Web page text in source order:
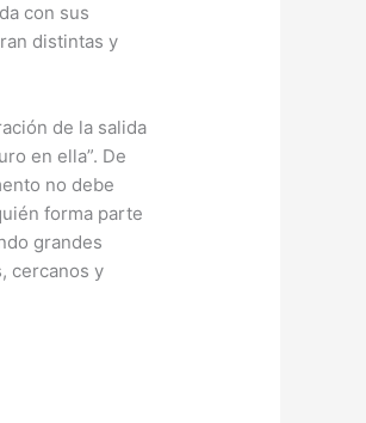
con sus
distintas y
de la salida
en ella”. De
no debe
forma parte
grandes
cercanos y